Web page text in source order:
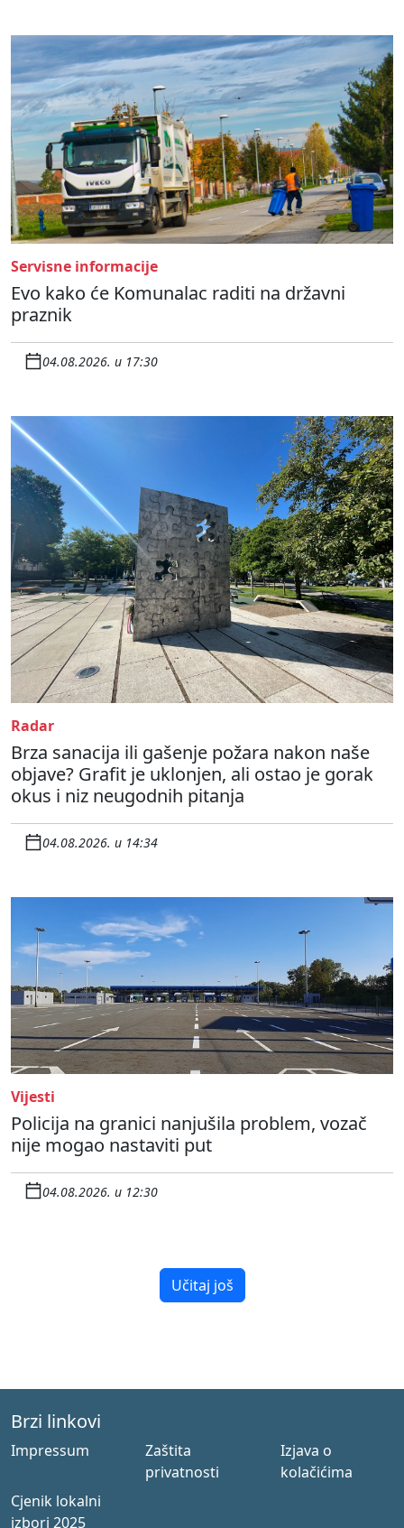
Servisne informacije
Evo kako će Komunalac raditi na državni
praznik
04.08.2026. u 17:30
Radar
Brza sanacija ili gašenje požara nakon naše
objave? Grafit je uklonjen, ali ostao je gorak
okus i niz neugodnih pitanja
04.08.2026. u 14:34
Vijesti
Policija na granici nanjušila problem, vozač
nije mogao nastaviti put
04.08.2026. u 12:30
Učitaj još
Brzi linkovi
Impressum
Zaštita
privatnosti
Izjava o
kolačićima
Cjenik lokalni
izbori 2025